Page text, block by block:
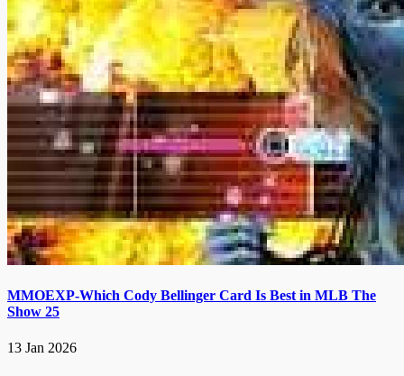
MMOEXP-Which Cody Bellinger Card Is Best in MLB The
Show 25
13 Jan 2026